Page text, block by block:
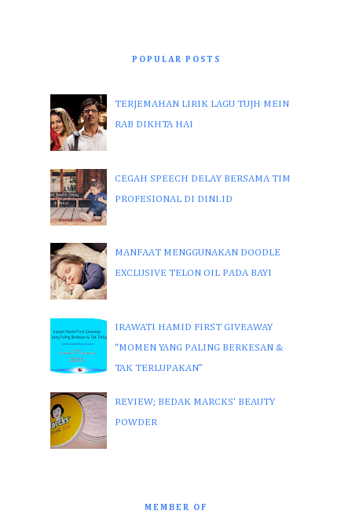
POPULAR POSTS
TERJEMAHAN LIRIK LAGU TUJH MEIN
RAB DIKHTA HAI
CEGAH SPEECH DELAY BERSAMA TIM
PROFESIONAL DI DINI.ID
MANFAAT MENGGUNAKAN DOODLE
EXCLUSIVE TELON OIL PADA BAYI
IRAWATI HAMID FIRST GIVEAWAY
“MOMEN YANG PALING BERKESAN &
TAK TERLUPAKAN”
REVIEW; BEDAK MARCKS' BEAUTY
POWDER
MEMBER OF